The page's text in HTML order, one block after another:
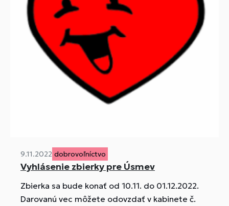
9.11.2022 dobrovoľníctvo
Vyhlásenie zbierky pre Úsmev
Zbierka sa bude konať od 10.11. do 01.12.2022.
Darovanú vec môžete odovzdať v kabinete č.